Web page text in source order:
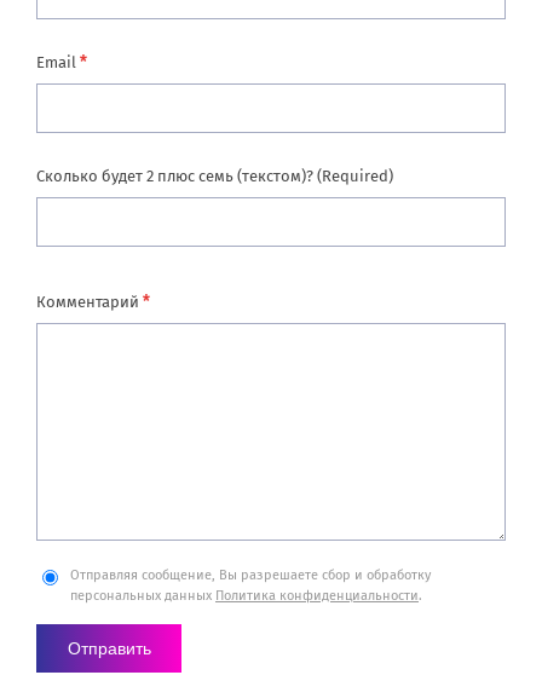
Email *
Сколько будет 2 плюс семь (текстом)? (Required)
Комментарий *
Отправляя сообщение, Вы разрешаете сбор и обработку
персональных данных Политика конфиденциальности.